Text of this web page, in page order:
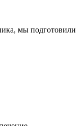
мы подготовили